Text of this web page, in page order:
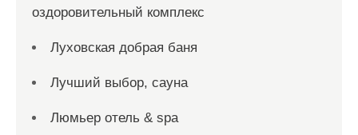
оздоровительный комплекс
Луховская добрая баня
Лучший выбор, сауна
Люмьер отель & spa